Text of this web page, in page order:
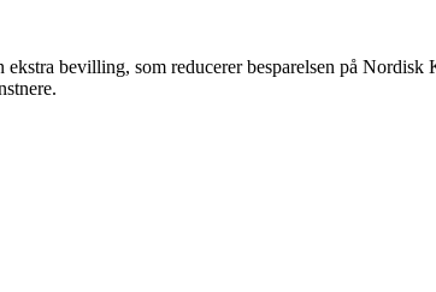
bevilling, som reducerer besparelsen på